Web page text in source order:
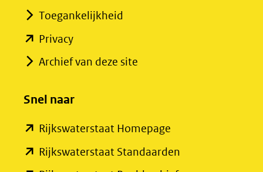
Toegankelijkheid
Privacy(opent
in
venster)
naar
een
andere
Archief van deze site
Snel naar
Rijkswaterstaat Homepage
in
Rijkswaterstaat Standaarden